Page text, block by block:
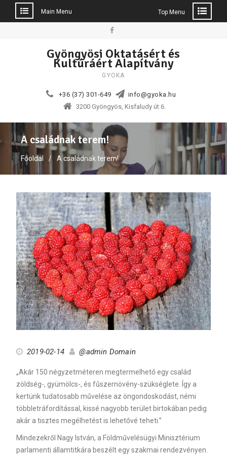
Main Menu Top Menu
Gyöngyösi Oktatásért és
Kultúráért Alapítvány
GYOKA
+36 (37) 301-649
info@gyoka.hu
3200 Gyöngyös, Kisfaludy út 6.
A családnak terem!
Főoldal A családnak terem!
2019-02-14 @admin Domain
„Akár 150 négyzetméteren megtermelhető egy család
zöldség-, gyümölcs-, és fűszernövény-szükséglete. Így a
kertünk tudatosabb művelése az öngondoskodást, némi
többletráfordítással, kissé nagyobb terület birtokában pedig
akár a tisztes megélhetést is lehetővé teheti.”
Mindezekről Nagy István, a Földművelésügyi Minisztérium
parlamenti államtitkára beszélt egy szakmai rendezvényen.